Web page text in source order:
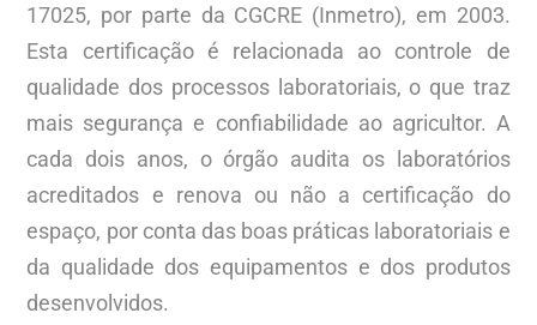
17025, por parte da CGCRE (Inmetro), em 2003.
Esta certificação é relacionada ao controle de
qualidade dos processos laboratoriais, o que traz
mais segurança e confiabilidade ao agricultor. A
cada dois anos, o órgão audita os laboratórios
acreditados e renova ou não a certificação do
espaço, por conta das boas práticas laboratoriais e
da qualidade dos equipamentos e dos produtos
desenvolvidos.